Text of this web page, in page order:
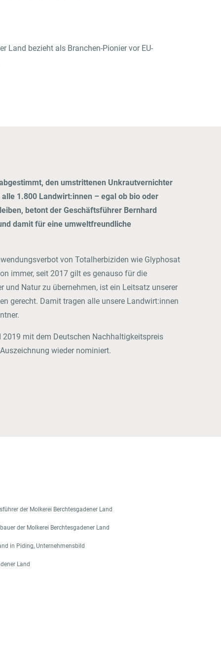
Zum Frischdienst Onlineshop
Land bezieht als Branchen-Pionier vor EU-
den umstrittenen Unkrautvernichter
1.800 Landwirt:innen – egal ob bio oder
betont der Geschäftsführer Bernhard
damit für eine umweltfreundliche
von Totalherbiziden wie Glyphosat
immer, seit 2017 gilt es genauso für die
Natur zu übernehmen, ist ein Leitsatz unserer
gerecht. Damit tragen alle unsere Landwirt:innen
2019 mit dem Deutschen Nachhaltigkeitspreis
wieder nominiert.
der Molkerei Berchtesgadener Land
der Molkerei Berchtesgadener Land
in Piding, Unternehmensbild
Land